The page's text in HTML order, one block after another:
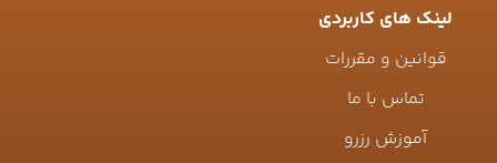
لینک های کاربردی
قوانین و مقررات
تماس با ما
آموزش رزرو